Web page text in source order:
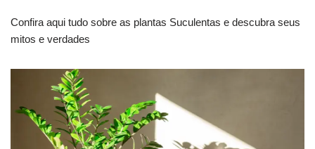
Confira aqui tudo sobre as plantas Suculentas e descubra seus
mitos e verdades